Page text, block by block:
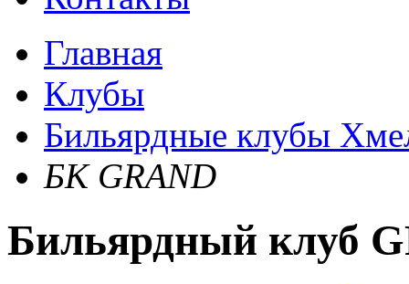
Главная
Клубы
Бильярдные клубы
БК GRAND
Бильярдный клуб